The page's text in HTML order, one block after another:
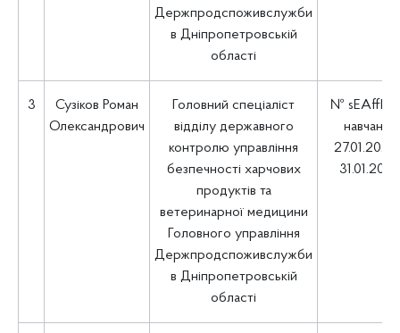
Держпродспоживслужби
в Дніпропетровській
області
3
Сузіков Роман
Олександрович
Головний спеціаліст
відділу державного
контролю управління
безпечності харчових
продуктів та
ветеринарної медицини
Головного управління
Держпродспоживслужби
в Дніпропетровській
області
№
навчання
27.01.2025
31.01.2025